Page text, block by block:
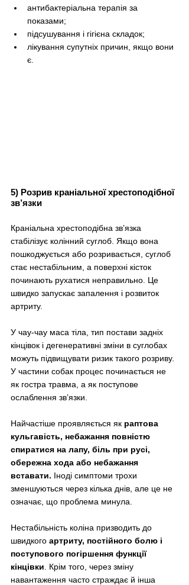
антибактеріальна терапія за
показами;
підсушування і гігієна складок;
лікування супутніх причин, якщо вони
є.
5) Розрив краніальної хрестоподібної
зв’язки
Краніальна хрестоподібна зв’язка
стабілізує колінний суглоб. Якщо вона
пошкоджується або розривається, суглоб
стає нестабільним, а поверхні кісток
починають рухатися неправильно. Це
швидко запускає запалення і розвиток
артриту.
У чау-чау маса тіла, тип постави задніх
кінцівок і дегенеративні зміни в суглобах
можуть підвищувати ризик такого розриву.
У частини собак процес починається не
як гостра травма, а як поступове
ослаблення зв’язки.
Найчастіше проявляється як раптова
кульгавість, небажання повністю
спиратися на лапу, біль при русі,
обережна хода або небажання
вставати. Іноді симптоми трохи
зменшуються через кілька днів, але це не
означає, що проблема минула.
Нестабільність коліна призводить до
швидкого артриту, постійного болю і
поступового погіршення функції
кінцівки . Крім того, через зміну
навантаження часто страждає й інша